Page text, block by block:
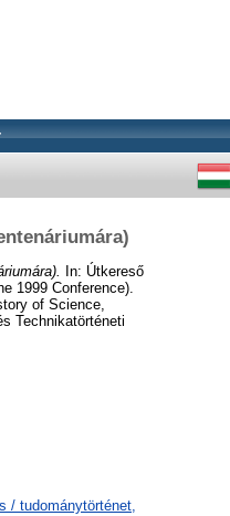
In: Útkereső
1999 Conference).
of Science,
Technikatörténeti
/ tudománytörténet,